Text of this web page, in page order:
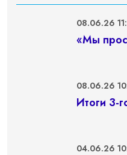
08.06.26
«Мы
08.06.26
Итоги 3-
04.06.26